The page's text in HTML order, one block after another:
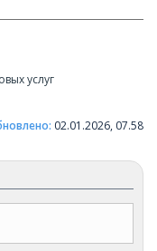
услуг
02.01.2026, 07.58